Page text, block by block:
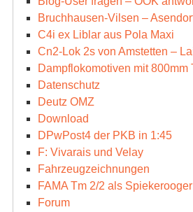
Bruchhausen-Vilsen –
C4i ex Liblar aus Pola Maxi
Cn2-Lok 2s von Amstetten –
Dampflokomotiven mit 800mm
Datenschutz
Deutz OMZ
Download
DPwPost4 der PKB in 1:45
F: Vivarais und Velay
Fahrzeugzeichnungen
FAMA Tm 2/2 als
Forum